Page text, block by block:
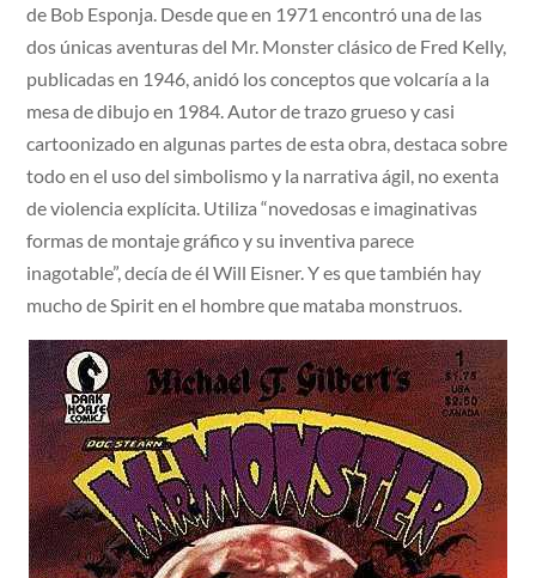
de Bob Esponja. Desde que en 1971 encontró una de las
dos únicas aventuras del Mr. Monster clásico de Fred Kelly,
publicadas en 1946, anidó los conceptos que volcaría a la
mesa de dibujo en 1984. Autor de trazo grueso y casi
cartoonizado en algunas partes de esta obra, destaca sobre
todo en el uso del simbolismo y la narrativa ágil, no exenta
de violencia explícita. Utiliza “novedosas e imaginativas
formas de montaje gráfico y su inventiva parece
inagotable”, decía de él Will Eisner. Y es que también hay
mucho de Spirit en el hombre que mataba monstruos.